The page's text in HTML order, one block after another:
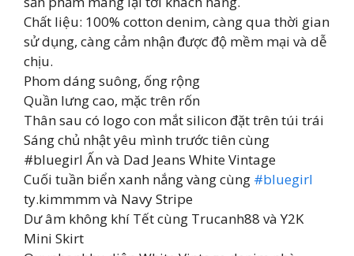
Chất liệu: 100% cotton denim, càng qua thời gian
sử dụng, càng cảm nhận được độ mềm mại và dễ
chịu.
Phom dáng suông, ống rộng
Quần lưng cao, mặc trên rốn
Thân sau có logo con mắt silicon đặt trên túi trái
Sáng chủ nhật yêu mình trước tiên cùng
#bluegirl Ấn và Dad Jeans White Vintage
Cuối tuần biển xanh nắng vàng cùng #bluegirl
ty.kimmmm và Navy Stripe
Dư âm không khí Tết cùng Trucanh88 và Y2K
Mini Skirt